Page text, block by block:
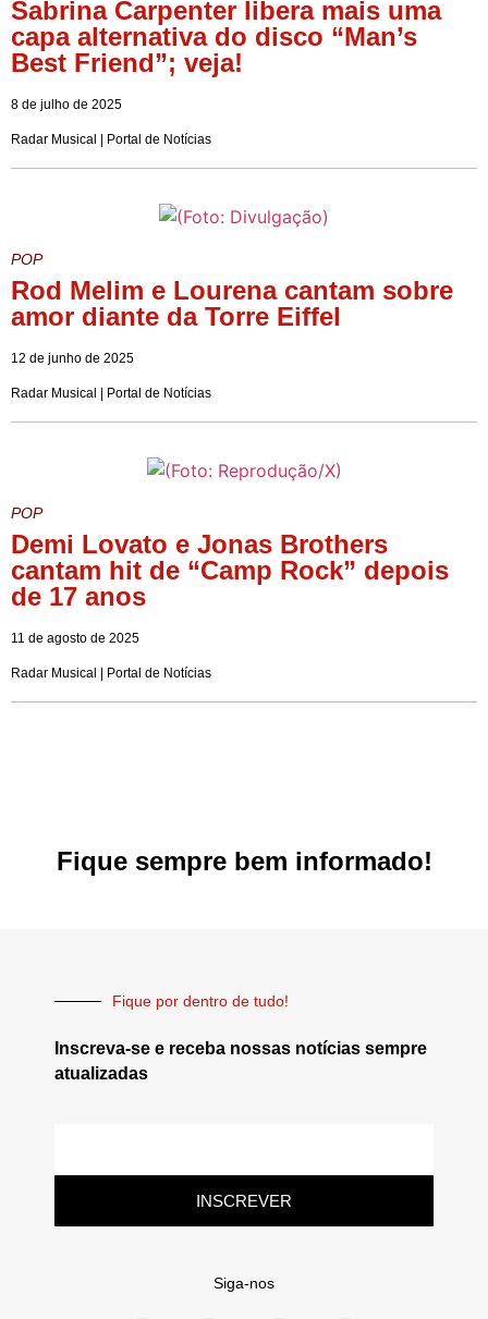
Sabrina Carpenter libera mais uma
capa alternativa do disco “Man’s
Best Friend”; veja!
8 de julho de 2025
Radar Musical | Portal de Notícias
POP
Rod Melim e Lourena cantam sobre
amor diante da Torre Eiffel
12 de junho de 2025
Radar Musical | Portal de Notícias
POP
Demi Lovato e Jonas Brothers
cantam hit de “Camp Rock” depois
de 17 anos
11 de agosto de 2025
Radar Musical | Portal de Notícias
Fique sempre bem informado!
Fique por dentro de tudo!
Inscreva-se e receba nossas notícias sempre
atualizadas
INSCREVER
Siga-nos